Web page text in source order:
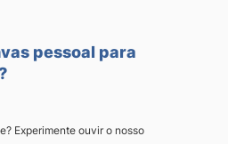
pessoal para
Experimente ouvir o nosso